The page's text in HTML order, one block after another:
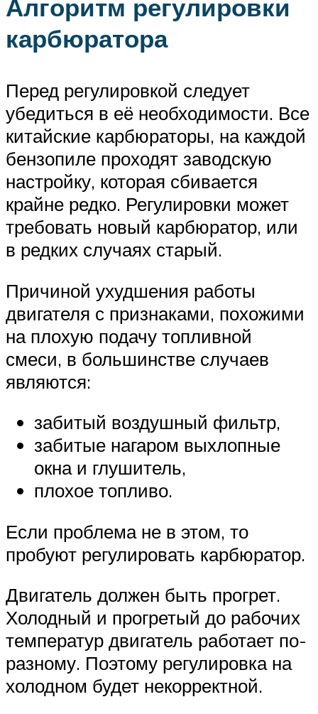
Алгоритм регулировки
карбюратора
Перед регулировкой следует
убедиться в её необходимости. Все
китайские карбюраторы, на каждой
бензопиле проходят заводскую
настройку, которая сбивается
крайне редко. Регулировки может
требовать новый карбюратор, или
в редких случаях старый.
Причиной ухудшения работы
двигателя с признаками, похожими
на плохую подачу топливной
смеси, в большинстве случаев
являются:
забитый воздушный фильтр,
забитые нагаром выхлопные
окна и глушитель,
плохое топливо.
Если проблема не в этом, то
пробуют регулировать карбюратор.
Двигатель должен быть прогрет.
Холодный и прогретый до рабочих
температур двигатель работает по-
разному. Поэтому регулировка на
холодном будет некорректной.